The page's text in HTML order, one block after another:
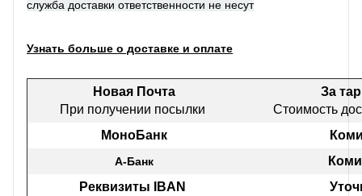
служба доставки ответственности не несут
Узнать больше о доставке и оплате
Новая Почта
При получении посылки
За
Стоимость
МоноБанк
А-Банк
Реквизиты IBAN